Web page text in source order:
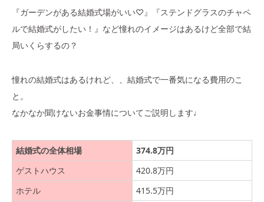
『ガーデンがある結婚式場がいい♡』『ステンドグラスのチャペ
ルで結婚式がしたい！』など憧れのイメージはあるけど全部で結
局いくらするの？
憧れの結婚式はあるけれど、、結婚式で一番気になる費用のこ
と。
なかなか聞けないお金事情についてご説明します♩
結婚式の全体相場
374.8万円
ゲストハウス
420.8万円
ホテル
415.5万円